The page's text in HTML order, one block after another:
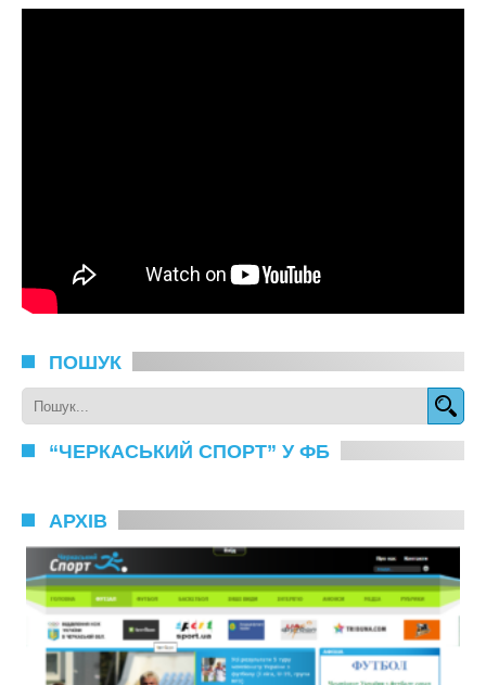
ПОШУК
“ЧЕРКАСЬКИЙ СПОРТ” У ФБ
АРХІВ